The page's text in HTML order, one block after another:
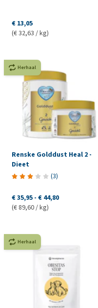
€ 13,05
(€ 32,63 / kg)
Herhaal
Renske Golddust Heal 2 -
Dieet
(3)
€ 35,95 - € 44,80
(€ 89,60 / kg)
Herhaal